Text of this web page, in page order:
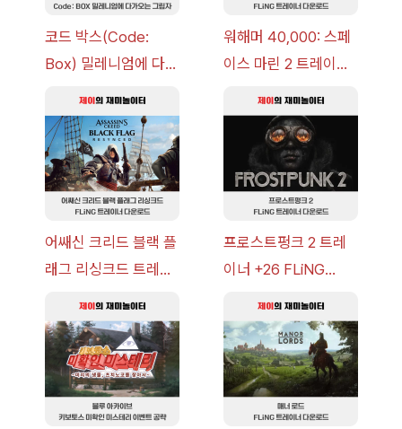
코드 박스(Code:
Box) 밀레니엄에 다가
략 [복각] | 블루 아카
이브
워해머 40,000: 스페
이스 마린 2 트레이너
v14.0+] 다운로드
어쌔신 크리드 블랙 플
래그 리싱크드 트레이
v1.0+] 다운로드
프로스트펑크 2 트레
이너 +26 FLiNG
드